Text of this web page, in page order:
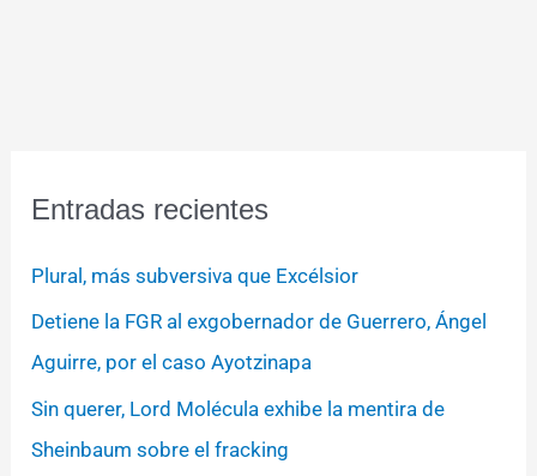
Entradas recientes
Plural, más subversiva que Excélsior
Detiene la FGR al exgobernador de Guerrero, Ángel
Aguirre, por el caso Ayotzinapa
Sin querer, Lord Molécula exhibe la mentira de
Sheinbaum sobre el fracking